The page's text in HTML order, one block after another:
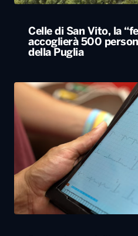
Celle di San Vito, la
accoglierà 500
della Puglia